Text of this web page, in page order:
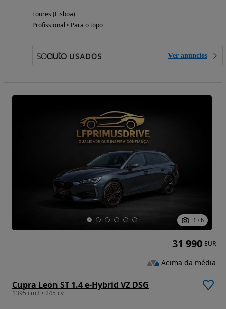
Loures (Lisboa)
Profissional • Para o topo
Ver anúncios
1 / 6
Cupra Leon ST 1.4 e-Hybrid VZ DSG
1395 cm3 • 245 cv
31 990 EUR
Acima da média